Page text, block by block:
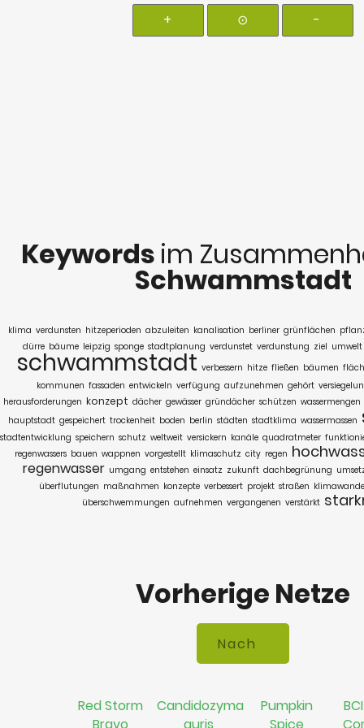
+ ⊙ -
Keywords im
Schwammstadt
klima verdunsten hitzeperioden abzuleiten kanalisation berliner grünflächen
dürre bäume leipzig sponge stadtplanung verdunstet verdunstung ziel umwelt
schwammstadt verbessern hitze fließen bäumen
kommunen fassaden entwickeln verfügung aufzunehmen gehört
herausforderungen konzept dächer gewässer gründächer schützen wassermengen
hauptstadt gespeichert trockenheit boden berlin städten stadtklima wassermassen
stadtentwicklung speichern schutz weltweit versickern kanäle quadratmeter
regenwassers bauen wappnen vorgestellt klimaschutz city regen
regenwasser umgang entstehen einsatz zukunft dachbegrünung
überflutungen maßnahmen konzepte verbessert projekt straßen
überschwemmungen aufnehmen vergangenen verstärkt
Vorherige Netze
Red Storm
Bravo
Candidozyma
auris
Pumpkin
Spice